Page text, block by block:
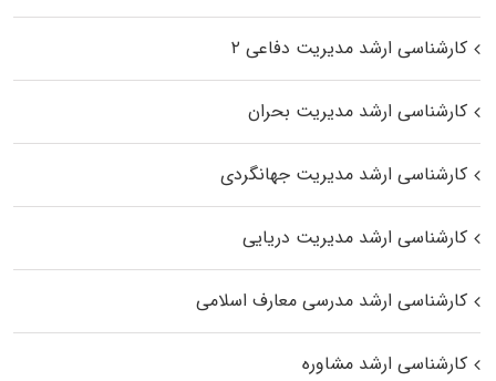
کارشناسی ارشد مدیریت دفاعی ۲
کارشناسی ارشد مدیریت بحران
کارشناسی ارشد مدیریت جهانگردی
کارشناسی ارشد مدیریت دریایی
کارشناسی ارشد مدرسی معارف اسلامی
کارشناسی ارشد مشاوره